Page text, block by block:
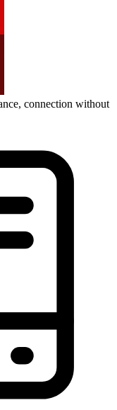
connection without